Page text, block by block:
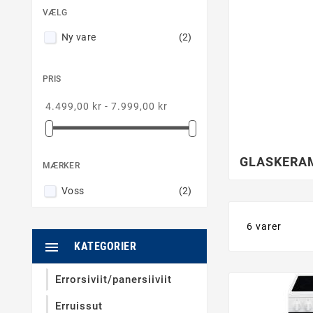
VÆLG
Ny vare (2)
PRIS
4.499,00 kr - 7.999,00 kr
MÆRKER
Voss (2)
KATEGORIER

Errorsiviit/panersiiviit
Erruissut
6 varer